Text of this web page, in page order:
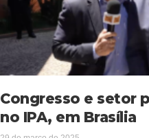
Congresso e setor
no IPA, em Brasília